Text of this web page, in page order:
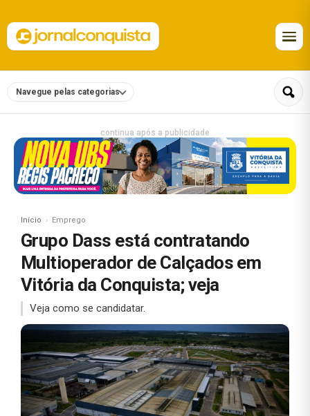
Navegue pelas categorias
continua após a publicidade
Início Emprego
Grupo Dass está contratando
Multioperador de Calçados em
Vitória da Conquista; veja
Veja como se candidatar.